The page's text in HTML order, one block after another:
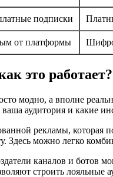
подписки
от платформы
это работает?
модно, а вполне
аудитория и какие
рекламы, которая
можно легко
каналов и ботов
строить лояльные